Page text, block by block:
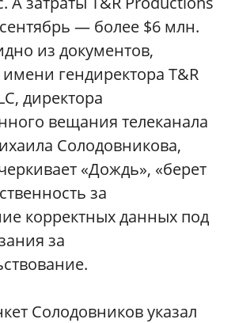
сентябрь — более $6 млн.
из документов,
гендиректора T&R
директора
вещания телеканала
Солодовникова,
«Дождь», «берет
за
корректных данных под
за
Солодовников указал